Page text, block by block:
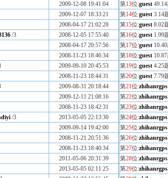
2009-12-08 19:41:04
2009-12-07 18:33:21
2008-04-17 21:02:28
/3
2008-12-05 17:55:40
2008-04-17 20:57:56
2008-11-23 18:46:34
2009-09-10 20:45:53
2008-11-23 18:44:31
2009-08-31 20:18:44
2009-12-11 21:08:16
2008-11-23 18:42:31
/3
2013-05-05 22:13:30
2009-09-14 19:42:00
2008-11-21 20:51:36
2008-11-23 18:40:34
2011-05-06 20:31:39
2013-05-05 02:11:25
第13位:guest
第14位:guest 3.14
第15位:guest 8.02
第16位:guest 1.99
第17位:guest
第18位:guest
第19位:guest 4.25
第20位:guest 7.79
第21位:zhihanrgps
第22位:zhihanrgps
第23位:zhihanrgps
第24位:zhihanrgps
第25位:zhihanrgps
第26位:zhihanrgps
第27位:zhihanrgps
第28位:zhihanrgps
第29位:zhihanrgps